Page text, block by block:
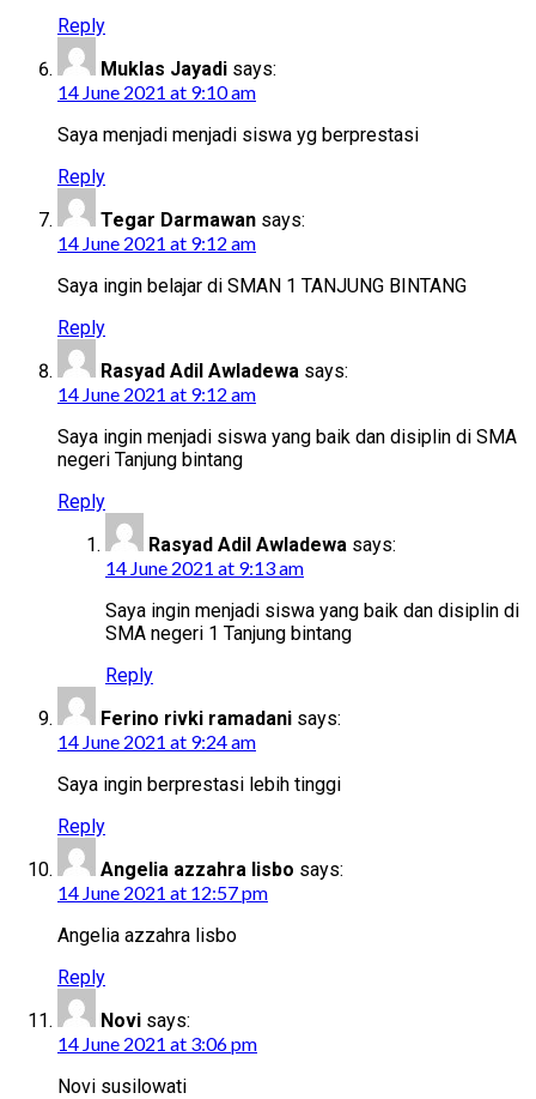
Reply
Muklas Jayadi says:
14 June 2021 at 9:10 am
Saya menjadi menjadi siswa yg berprestasi
Reply
Tegar Darmawan says:
14 June 2021 at 9:12 am
Saya ingin belajar di SMAN 1 TANJUNG BINTANG
Reply
Rasyad Adil Awladewa says:
14 June 2021 at 9:12 am
Saya ingin menjadi siswa yang baik dan disiplin di SMA
negeri Tanjung bintang
Reply
Rasyad Adil Awladewa says:
14 June 2021 at 9:13 am
Saya ingin menjadi siswa yang baik dan disiplin di
SMA negeri 1 Tanjung bintang
Reply
Ferino rivki ramadani says:
14 June 2021 at 9:24 am
Saya ingin berprestasi lebih tinggi
Reply
Angelia azzahra lisbo says:
14 June 2021 at 12:57 pm
Angelia azzahra lisbo
Reply
Novi says:
14 June 2021 at 3:06 pm
Novi susilowati